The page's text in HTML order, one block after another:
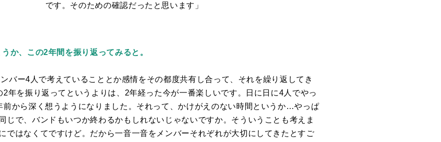
です。そのための確認だったと思います」
か、この2年間を振り返ってみると。
バー4 人で考えていることとか感情をその都度共有し合って、それを繰り返してき
2年を振り返ってというよりは、 2年経った今が一番楽しいです。日に日に4人でやっ
前から深く想うようになりました。それって、かけがえのない時間というか…やっぱ
じで、バンドもいつか終わるかもしれないじゃないですか。そういうことも考えま
ではなくてですけど。だから一音一音をメンバーそれぞれが大切にしてきたとすご